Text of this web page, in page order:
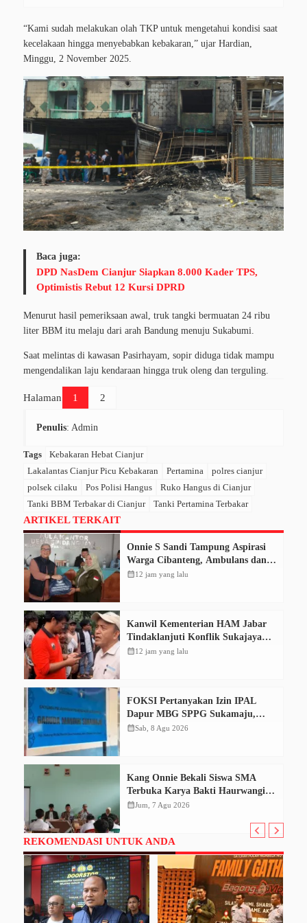
“Kami sudah melakukan olah TKP untuk mengetahui kondisi saat
kecelakaan hingga menyebabkan kebakaran,” ujar Hardian,
Minggu, 2 November 2025.
Baca juga:
DPD NasDem Cianjur Siapkan 8.000 Kader TPS,
Optimistis Rebut 12 Kursi DPRD
Menurut hasil pemeriksaan awal, truk tangki bermuatan 24 ribu
liter BBM itu melaju dari arah Bandung menuju Sukabumi.
Saat melintas di kawasan Pasirhayam, sopir diduga tidak mampu
mengendalikan laju kendaraan hingga truk oleng dan terguling.
Halaman 1 2
Penulis: Admin
Tags
Kebakaran Hebat Cianjur
Lakalantas Cianjur Picu Kebakaran
Pertamina
polres cianjur
polsek cilaku
Pos Polisi Hangus
Ruko Hangus di Cianjur
Tanki BBM Terbakar di Cianjur
Tanki Pertamina Terbakar
ARTIKEL TERKAIT
Onnie S Sandi Tampung Aspirasi
Warga Cibanteng, Ambulans dan
Perbaikan Jalan Mencuat
calendar_month12 jam yang lalu
Kanwil Kementerian HAM Jabar
Tindaklanjuti Konflik Sukajaya
Bogor, Dorong Penyelesaian
calendar_month12 jam yang lalu
FOKSI Pertanyakan Izin IPAL
Dapur MBG SPPG Sukamaju,
Korcam Sebut SPPL Belum Terbit
calendar_monthSab, 8 Agu 2026
Kang Onnie Bekali Siswa SMA
Terbuka Karya Bakti Haurwangi
dengan Pendidikan Demokrasi
calendar_monthJum, 7 Agu 2026
REKOMENDASI UNTUK ANDA